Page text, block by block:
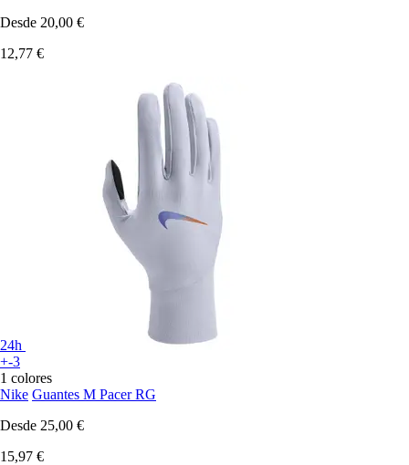
Desde 20,00 €
12,77 €
24h
+-3
1 colores
Nike Guantes M Pacer RG
Desde 25,00 €
15,97 €